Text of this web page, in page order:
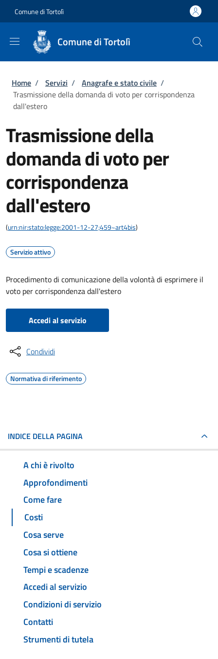
Comune di Tortolì
Comune di Tortolì
Briciole di pane
Home / Servizi / Anagrafe e stato civile /
Trasmissione della domanda di voto per corrispondenza
dall'estero
Trasmissione della
domanda di voto per
corrispondenza
dall'estero
(urn:nir:stato:legge:2001-12-27;459~art4bis)
Servizio attivo
Procedimento di comunicazione della volontà di esprimere il
voto per corrispondenza dall'estero
Accedi al servizio
Condividi
Normativa di riferimento
INDICE DELLA PAGINA
A chi è rivolto
Approfondimenti
Come fare
Costi
Cosa serve
Cosa si ottiene
Tempi e scadenze
Accedi al servizio
Condizioni di servizio
Contatti
Strumenti di tutela